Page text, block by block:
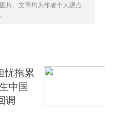
片。文章均为作者个人观点，
忧拖累
中国
调